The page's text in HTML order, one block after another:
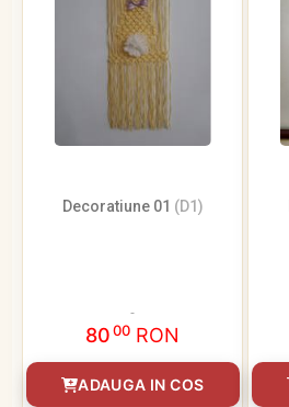
Decoratiune 01 (D1)
8000 RON
ADAUGA IN COS